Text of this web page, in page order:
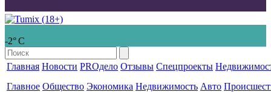
-2° С
Главная Новости PROдело Отзывы Спецпроекты
Главное Общество Экономика Недвижимость Авто